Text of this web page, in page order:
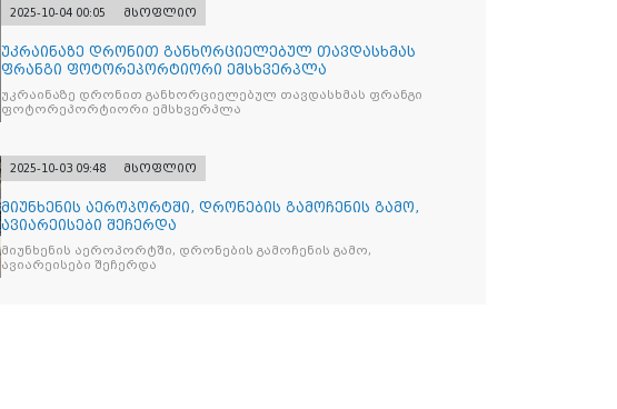
2025-10-04 00:05 მსოფლიო
უკრაინაზე დრონით განხორციელებულ თავდასხმას
ფრანგი ფოტორეპორტიორი ემსხვერპლა
უკრაინაზე დრონით განხორციელებულ თავდასხმას ფრანგი
ფოტორეპორტიორი ემსხვერპლა
2025-10-03 09:48 მსოფლიო
მიუნხენის აეროპორტში, დრონების გამოჩენის გამო,
ავიარეისები შეჩერდა
მიუნხენის აეროპორტში, დრონების გამოჩენის გამო,
ავიარეისები შეჩერდა